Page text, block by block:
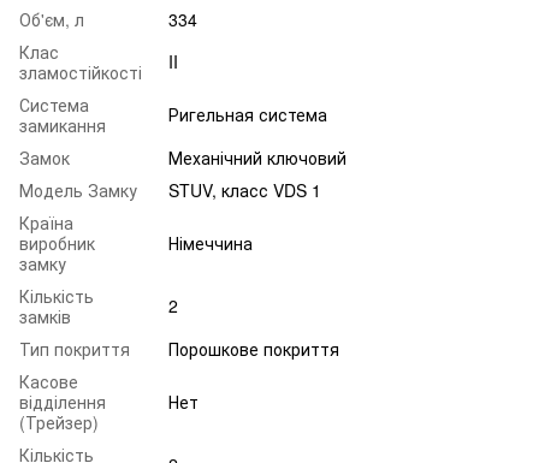
Об'єм, л
334
Клас
зламостійкості
II
Система
замикання
Ригельная система
Замок
Механічний ключовий
Модель Замку
STUV, класс VDS 1
Країна
виробник
замку
Німеччина
Кількість
замків
2
Тип покриття
Порошкове покриття
Касове
відділення
(Трейзер)
Нет
Кількість